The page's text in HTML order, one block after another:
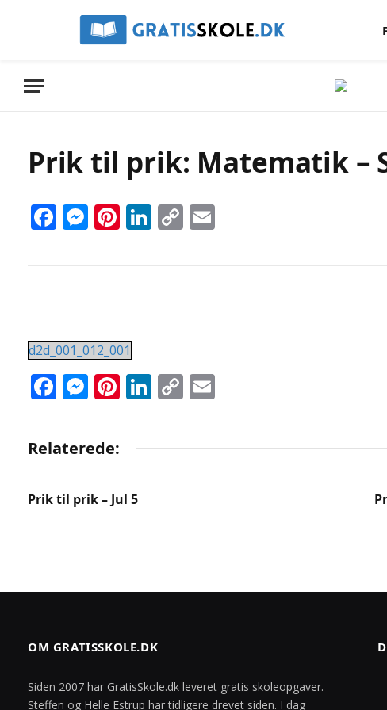
Prik til prik: Matematik –
Facebook
Messenger
Pinterest
LinkedIn
Copy
d2d_001_012_001
Facebook
Messenger
Pinterest
LinkedIn
Copy
Relaterede:
Prik til prik – Jul 5
OM GRATISSKOLE.DK
Siden 2007 har GratisSkole.dk leveret gratis skoleopgaver.
Steffen og Helle Estrup har tidligere drevet siden. I dag